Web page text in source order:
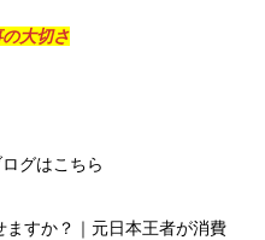
解説
大切さ
グはこちら
すか？｜元日本王者が消費